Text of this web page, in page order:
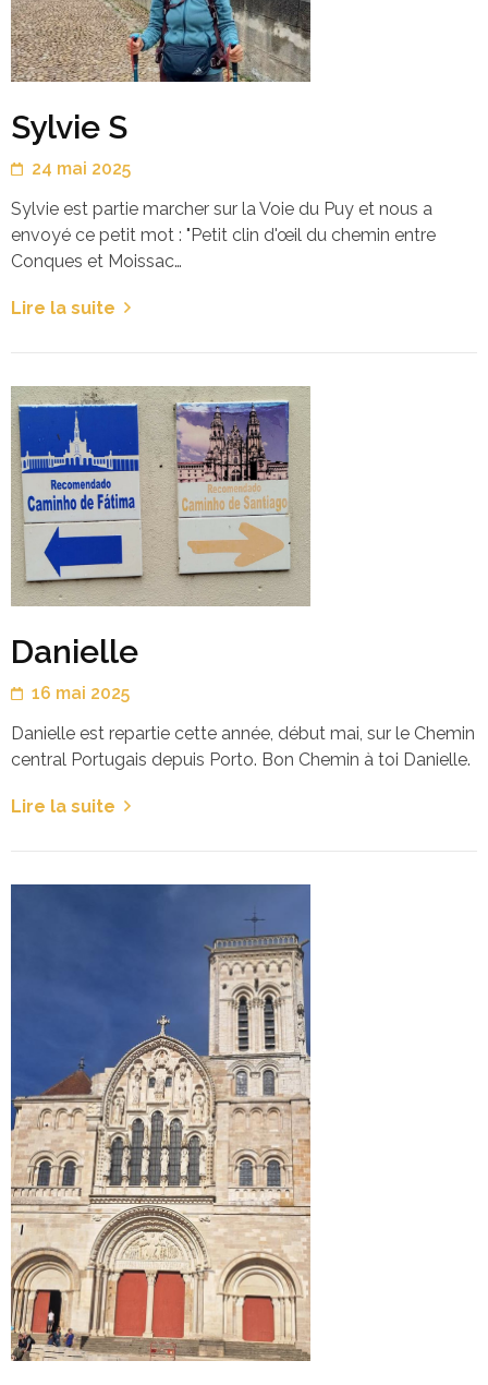
Sylvie S
24 mai 2025
Sylvie est partie marcher sur la Voie du Puy et nous a
envoyé ce petit mot : "Petit clin d'œil du chemin entre
Conques et Moissac…
Lire la suite
Danielle
16 mai 2025
Danielle est repartie cette année, début mai, sur le Chemin
central Portugais depuis Porto. Bon Chemin à toi Danielle.
Lire la suite